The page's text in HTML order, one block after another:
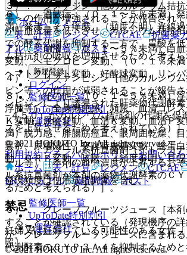
３）． シメチジン［他のカルシウム拮
等＞の作用が増強されることが報告され
が肝血流量を低下させ、カルシウム拮抗
での酵素代謝を抑制する一方で、胃酸を
ム拮抗剤の吸収を増加させるためと考え
４）． リファンピシン［他のカルシウム
ピン等＞の作用が減弱されることが報告
ンピシンにより誘導された肝薬物代謝酵
−４５０）がカルシウム拮抗剤の代謝を促
スを上昇させるためと考えられている）
５）． アゾール系抗真菌剤（イトラコ
ール等）［本剤の血中濃度が上昇するお
ル系抗真菌剤が本剤の薬物代謝酵素のＣ
るためと考えられる）］。
６）． グレープフルーツジュース［本
することが確認されている（発現機序の
が、グレープフルーツジュースに含まれ
代謝酵素のＣＹＰ３Ａ４を抑制するためと
６）． 過敏症：（０．１〜５％未満）発
満）発赤、そう痒感、（頻度不明）光線
７）． 血液：（０．１〜５％未満）白
変動、ヘモグロビン変動、（０．１％未満
ヘマトクリット変動、好酸球変動、リンパ
８）． その他：（０．１〜５％未満）
浮腫等）、全身倦怠感、頻尿、血清コレ
Ｋ変動、尿酸変動、血清Ｋ変動、血清Ｐ
満）脱力感、腓腸筋痙直、眼周囲乾燥、
異常、尿糖陽性、空腹時血糖変動、総蛋
動、ＣＲＰ変動、咳嗽、（頻度不明）耳
発現頻度は使用成績調査を含む。
禁忌
妊婦又は妊娠している可能性のある女性
照〕。
ホーム
ノート
表・計算
レジメン CTCAE 抗菌薬
アル
薬剤情報 ポスト
新規登録
ログイン
監修医師一覧
UpToDate特別割引
運営会社
© 2021 HOKUTO Inc. All rights reserved.
利用規約プライバシーポリシーお問い合
ホーム
表・計算 レジメン CTCAE
ERマニュアル
薬剤情報 ポスト
監修医師一覧
UpToDate特別割引
運営会社
© 2021 HOKUTO Inc. All rights reserved.